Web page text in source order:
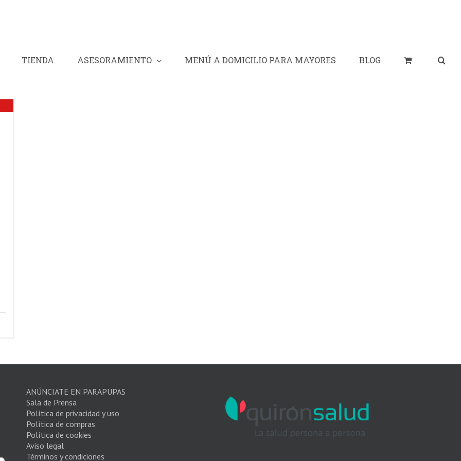
TIENDA ASESORAMIENTO MENÚ A DOMICILIO PARA MAYORES BLOG
ANÚNCIATE EN PARAPUPAS
Sala de Prensa
Política de privacidad y uso
Política de compras
Política de cookies
Aviso legal
Términos y condiciones